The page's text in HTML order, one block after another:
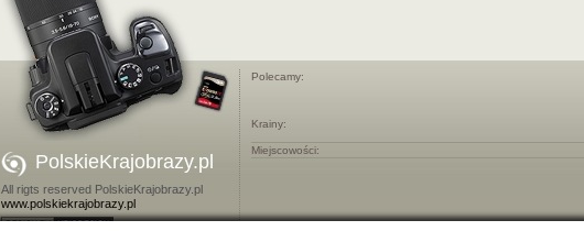
PolskieKrajobrazy.pl
All rigts reserved PolskieKrajobrazy.pl
www.polskiekrajobrazy.pl
Polecamy:
Krainy:
Miejscowości: